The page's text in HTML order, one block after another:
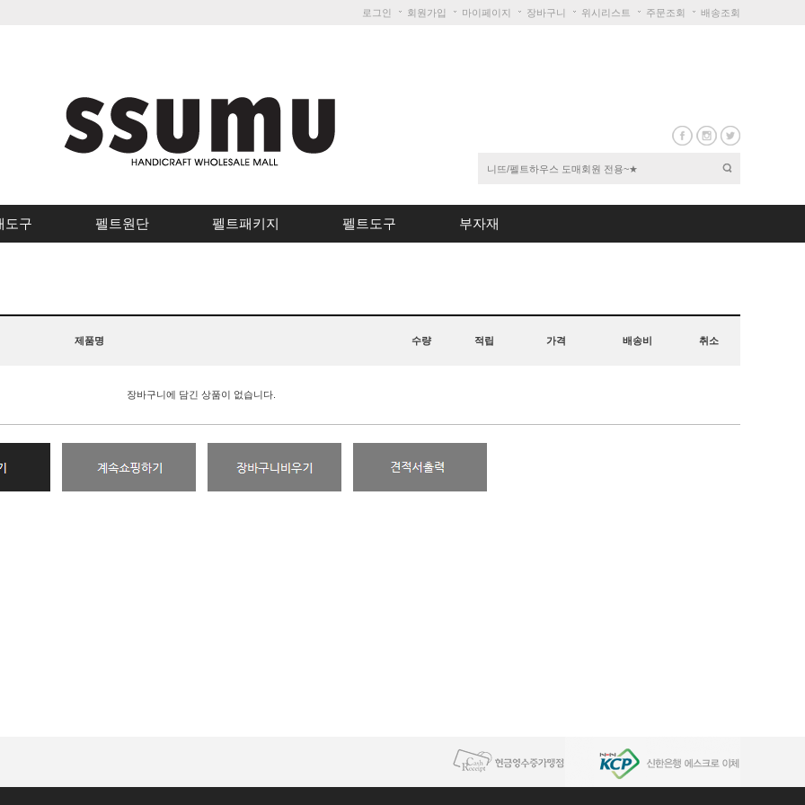
로그인 회원가입 마이페이지 장바구니 위시리스트 주문조회 배송조회
도구 펠트원단 펠트패키지 펠트도구 부자재
제품명 수량 적립 가격 배송비 취소
장바구니에 담긴 상품이 없습니다.